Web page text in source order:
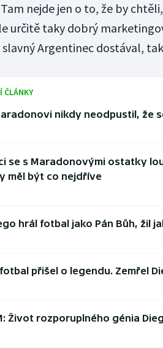
nejde jen o to, že by
určitě taky dobrý
Argentinec dostával,
ČLÁNKY
nikdy neodpustil, že
se s Maradonovými ostatky
měl být co nejdříve
hrál fotbal jako Pán Bůh, žil
přišel o legendu. Zemřel
Život rozporuplného génia